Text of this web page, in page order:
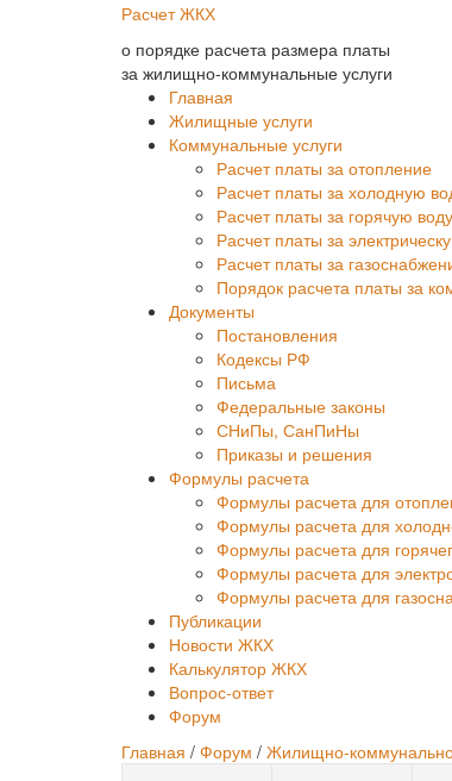
Расчет ЖКХ
о порядке расчета размера платы
за жилищно-коммунальные услуги
Главная
Жилищные услуги
Коммунальные услуги
Расчет платы за отопление
Расчет платы за холодную
Расчет платы за горячую воду
Расчет платы за
Расчет платы за
Порядок расчета платы за
Документы
Постановления
Кодексы РФ
Письма
Федеральные законы
СНиПы, СанПиНы
Приказы и решения
Формулы расчета
Формулы расчета для
Формулы расчета для
Формулы расчета для
Формулы расчета для
Формулы расчета для
Публикации
Новости ЖКХ
Калькулятор ЖКХ
Вопрос-ответ
Форум
Главная / Форум / Жилищно-